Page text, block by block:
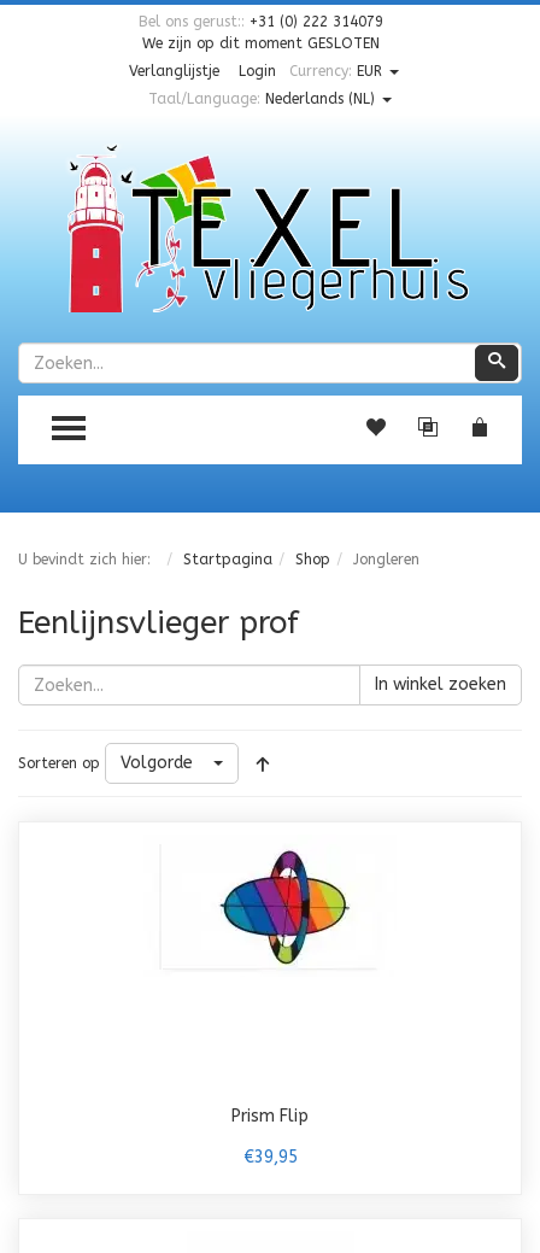
Bel ons gerust:: +31 (0) 222 314079
We zijn op dit moment GESLOTEN
Verlanglijstje
Login Currency: EUR
Taal/Language: Nederlands (NL)
Zoeken
TOGGLE MENU
U bevindt zich hier: Startpagina Shop Jongleren
Eenlijnsvlieger prof
In winkel zoeken
Sorteren op Volgorde
Prism Flip
€39,95